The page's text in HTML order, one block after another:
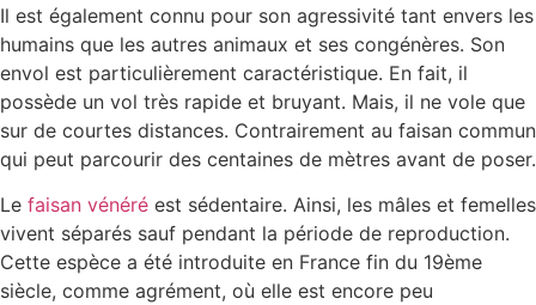
Il est également connu pour son agressivité tant envers les
humains que les autres animaux et ses congénères. Son
envol est particulièrement caractéristique. En fait, il
possède un vol très rapide et bruyant. Mais, il ne vole que
sur de courtes distances. Contrairement au faisan commun
qui peut parcourir des centaines de mètres avant de poser.
Le faisan vénéré est sédentaire. Ainsi, les mâles et femelles
vivent séparés sauf pendant la période de reproduction.
Cette espèce a été introduite en France fin du 19ème
siècle, comme agrément, où elle est encore peu